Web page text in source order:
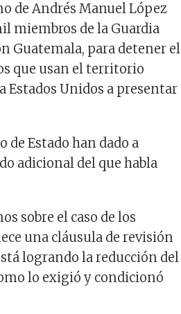
de Andrés Manuel López
miembros de la Guardia
Guatemala, para detener el
que usan el territorio
Estados Unidos a presentar
de Estado han dado a
adicional del que habla
sobre el caso de los
una cláusula de revisión
logrando la reducción del
lo exigió y condicionó